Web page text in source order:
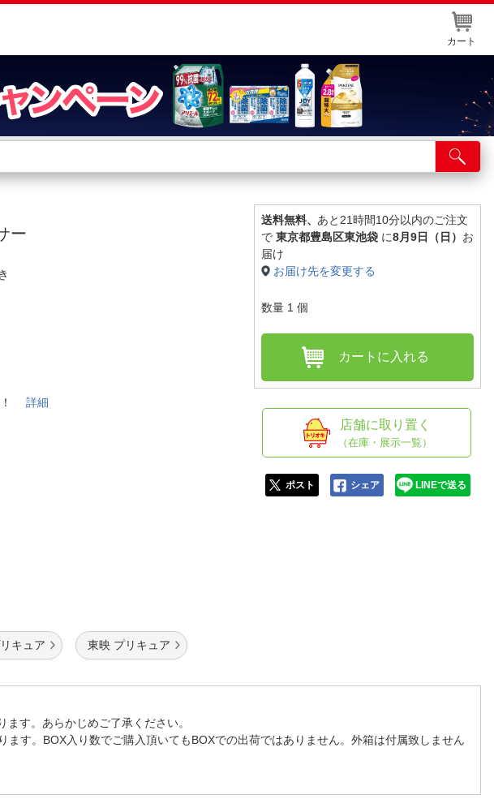
カート
店舗サービス
ネット取り置き
ー
場！詳細
送料無料、 あと21時間10分以内のご注文
で 東京都豊島区東池袋 に8月9日（日） お
届け
お届け先を変更する
数量 1 個
カートに入れる
店舗に取り置く
（在庫・展示一覧）
ポスト シェア LINEで送る
キュア 東映 プリキュア
す。あらかじめご了承ください。
す。BOX入り数でご購入頂いてもBOXでの出荷ではありません。外箱は付属致しません